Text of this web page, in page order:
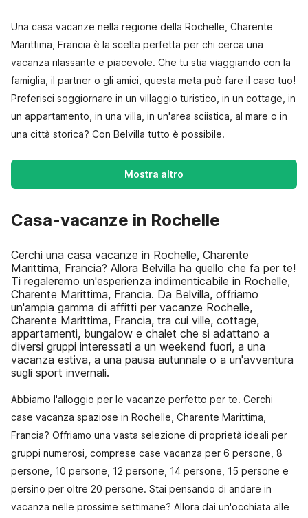
Una casa vacanze nella regione della Rochelle, Charente
Marittima, Francia è la scelta perfetta per chi cerca una
vacanza rilassante e piacevole. Che tu stia viaggiando con la
famiglia, il partner o gli amici, questa meta può fare il caso tuo!
Preferisci soggiornare in un villaggio turistico, in un cottage, in
un appartamento, in una villa, in un'area sciistica, al mare o in
una città storica? Con Belvilla tutto è possibile.
Mostra altro
Casa-vacanze in Rochelle
Cerchi una casa vacanze in Rochelle, Charente
Marittima, Francia? Allora Belvilla ha quello che fa per te!
Ti regaleremo un'esperienza indimenticabile in Rochelle,
Charente Marittima, Francia. Da Belvilla, offriamo
un'ampia gamma di affitti per vacanze Rochelle,
Charente Marittima, Francia, tra cui ville, cottage,
appartamenti, bungalow e chalet che si adattano a
diversi gruppi interessati a un weekend fuori, a una
vacanza estiva, a una pausa autunnale o a un'avventura
sugli sport invernali.
Abbiamo l'alloggio per le vacanze perfetto per te. Cerchi
case vacanza spaziose in Rochelle, Charente Marittima,
Francia? Offriamo una vasta selezione di proprietà ideali per
gruppi numerosi, comprese case vacanza per 6 persone, 8
persone, 10 persone, 12 persone, 14 persone, 15 persone e
persino per oltre 20 persone. Stai pensando di andare in
vacanza nelle prossime settimane? Allora dai un'occhiata alle